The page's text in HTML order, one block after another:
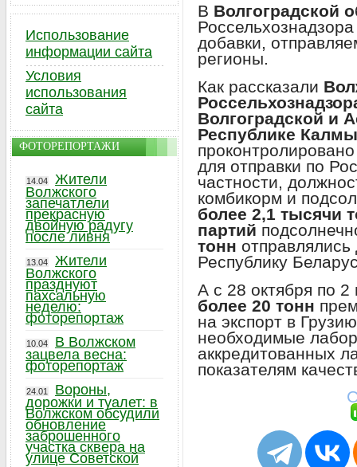
В Волгоградской
добавки,
регионы.
Как рассказали
Волгоградской и
Республике
для отправки по
частности,
комбикорм и
более 2,1 тысячи
партий
тонн
Республику
А с 28 октября по 2
более 20 тонн
на экспорт в
необходимые
аккредитованных
показателям
Использование
информации сайта
Условия
использования
сайта
ФОТОРЕПОРТАЖИ
14.04
Жители
Волжского
запечатлели
прекрасную
двойную радугу
после ливня
13.04
Жители
Волжского
празднуют
пахсальную
неделю:
фоторепортаж
10.04
В Волжском
зацвела весна:
фоторепортаж
24.01
Вороны,
дорожки и туалет: в
Волжском обсудили
обновление
заброшенного
участка сквера на
улице Советской